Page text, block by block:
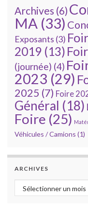
Archives (6)
MA (33)
Exposants (3)
2019 (13)
(journée) (4)
2023 (29)
2025 (7) Foire
Général (18)
Foire (25)
Véhicules / Camions (1)
ARCHIVES
Archives